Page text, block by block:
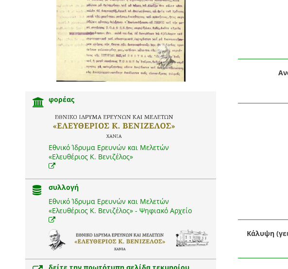
φορέας
Εθνικό Ίδρυμα Ερευνών και Μελετών
«Ελευθέριος Κ. Βενιζέλος»
συλλογή
Εθνικό Ίδρυμα Ερευνών και Μελετών
«Ελευθέριος Κ. Βενιζέλος» - Ψηφιακό Αρχείο
Κάλυψη